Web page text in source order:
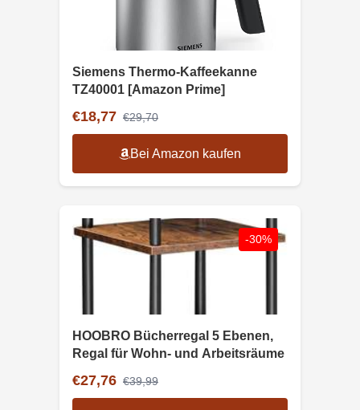
Siemens Thermo-Kaffeekanne
TZ40001 [Amazon Prime]
€18,77 €29,70
Bei Amazon kaufen
-30%
HOOBRO Bücherregal 5 Ebenen,
Regal für Wohn- und Arbeitsräume
€27,76 €39,99